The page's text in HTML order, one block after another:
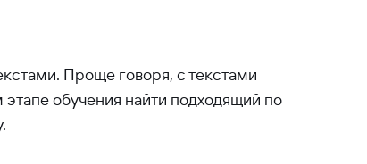
Проще говоря, с текстами
обучения найти подходящий по